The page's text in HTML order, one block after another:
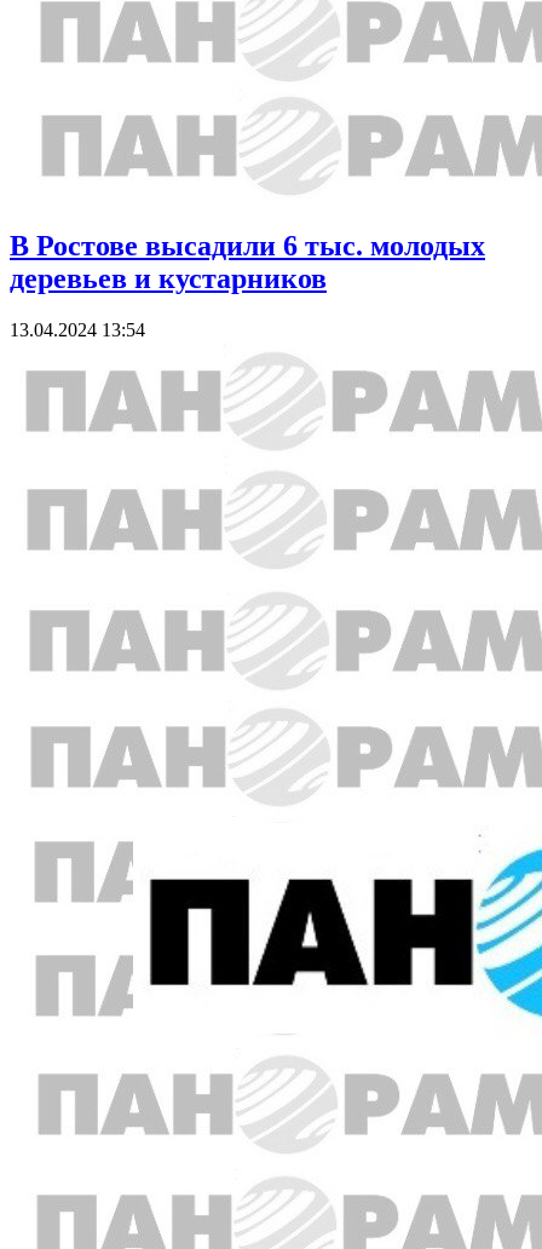
В Ростове высадили 6 тыс. молодых
деревьев и кустарников
13.04.2024 13:54